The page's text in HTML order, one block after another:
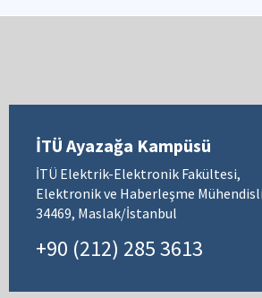
İTÜ Ayazağa Kampüsü
İTÜ Elektrik-Elektronik Fakültesi,
Elektronik ve Haberleşme
34469, Maslak/İstanbul
+90 (212) 285 3613